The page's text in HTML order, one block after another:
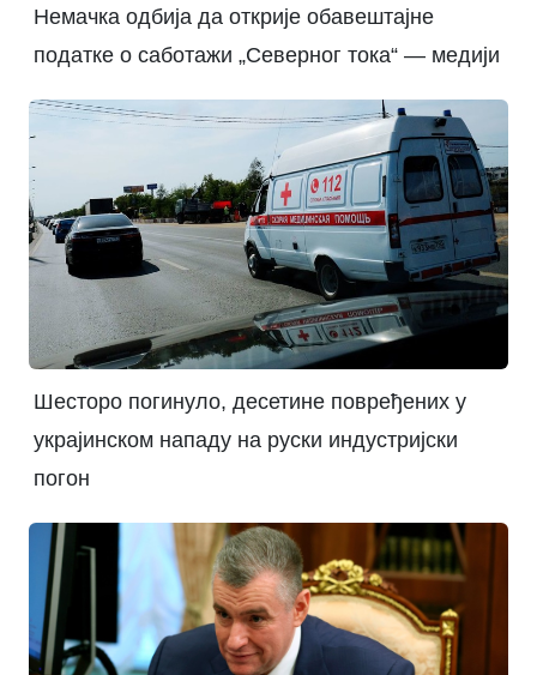
Немачка одбија да открије обавештајне
податке о саботажи „Северног тока“ — медији
Шесторо погинуло, десетине повређених у
украјинском нападу на руски индустријски
погон